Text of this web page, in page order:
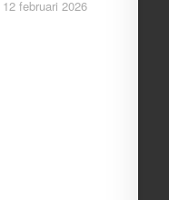
12 februari 2026